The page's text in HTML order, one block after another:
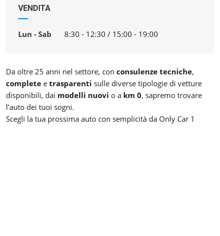
VENDITA
Lun - Sab 8:30 - 12:30 / 15:00 - 19:00
Da oltre 25 anni nel settore, con consulenze tecniche,
complete e trasparenti sulle diverse tipologie di vetture
disponibili, dai modelli nuovi o a km 0, sapremo trovare
l’auto dei tuoi sogni.
Scegli la tua prossima auto con semplicità da Only Car 1